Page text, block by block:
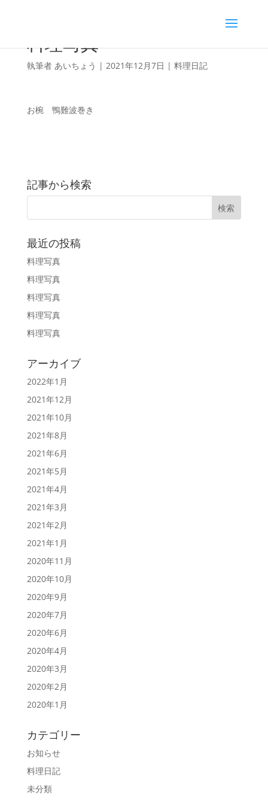
料理写真
執筆者 あいちょう | 2021年12月7日 | 料理日記
お椀 鴨難波巻き
記事から検索
最近の投稿
料理写真
料理写真
料理写真
料理写真
料理写真
アーカイブ
2022年1月
2021年12月
2021年10月
2021年8月
2021年6月
2021年5月
2021年4月
2021年3月
2021年2月
2021年1月
2020年11月
2020年10月
2020年9月
2020年7月
2020年6月
2020年4月
2020年3月
2020年2月
2020年1月
カテゴリー
お知らせ
料理日記
未分類